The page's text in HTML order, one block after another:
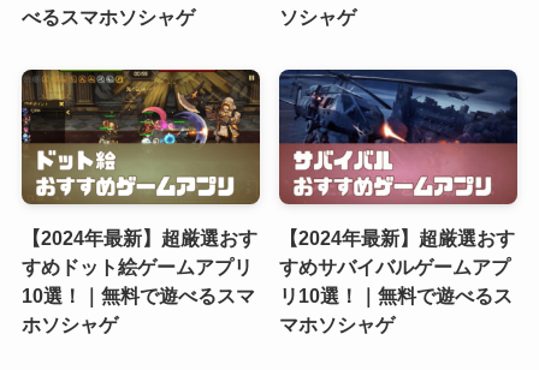
べるスマホソシャゲ
ソシャゲ
【2024年最新】超厳選おす
すめドット絵ゲームアプリ
10選！｜無料で遊べるスマ
ホソシャゲ
【2024年最新】超厳選おす
すめサバイバルゲームアプ
リ10選！｜無料で遊べるス
マホソシャゲ